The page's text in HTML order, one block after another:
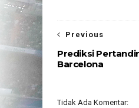
Previous
Prediksi
Barcelona
Tidak Ada Komentar: